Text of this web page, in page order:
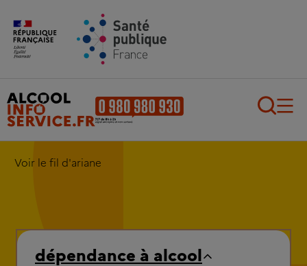
Aller au contenu principal
Voir le fil d'ariane
dépendance à alcool